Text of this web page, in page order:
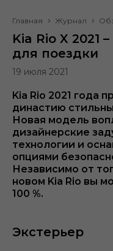
Главная Журнал
Kia Rio X 2021
для поездки
19 июля 2021
Kia Rio 2021 года
династию
Новая модель
дизайнерские
технологии и
опциями
Независимо от
новом Kia Rio вы
100 %.
Экстерьер